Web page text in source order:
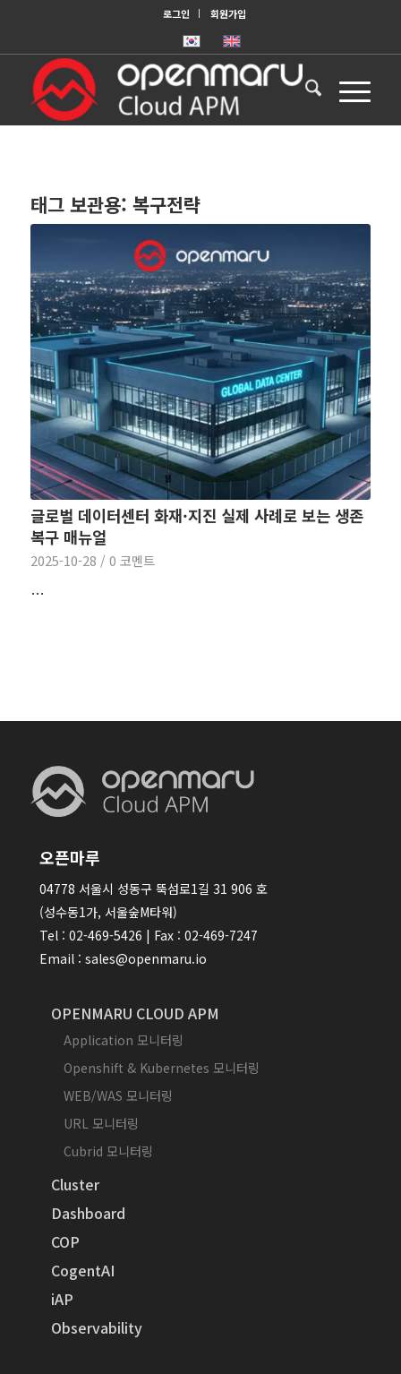
로그인 회원가입
태그 보관용: 복구전략
글로벌 데이터센터 화재·지진 실제 사례로 보는 생존
복구 매뉴얼
2025-10-28 / 0 코멘트
…
오픈마루
04778 서울시 성동구 뚝섬로1길 31 906 호
(성수동1가, 서울숲M타워)
Tel : 02-469-5426 | Fax : 02-469-7247
Email : sales@openmaru.io
OPENMARU CLOUD APM
Application 모니터링
Openshift & Kubernetes 모니터링
WEB/WAS 모니터링
URL 모니터링
Cubrid 모니터링
Cluster
Dashboard
COP
CogentAI
iAP
Observability